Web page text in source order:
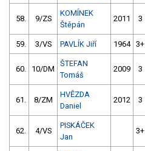
58. 9/ZS
KOMÍNEK
Štěpán
2011 3
59. 3/VS PAVLÍK Jiří 1964 3+
60. 10/DM
ŠTEFAN
Tomáš
2009 3
61. 8/ZM
HVĚZDA
Daniel
2012 3
62. 4/VS
PISKÁČEK
Jan
3+